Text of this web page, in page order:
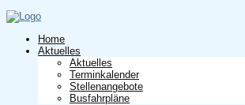
Home
Aktuelles
Aktuelles
Terminkalender
Stellenangebote
Busfahrpläne